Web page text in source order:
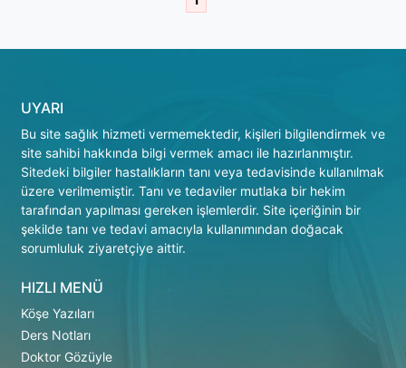
UYARI
Bu site sağlık hizmeti vermemektedir, kişileri bilgilendirmek ve
site sahibi hakkında bilgi vermek amacı ile hazırlanmıştır.
Sitedeki bilgiler hastalıkların tanı veya tedavisinde kullanılmak
üzere verilmemiştir. Tanı ve tedaviler mutlaka bir hekim
tarafından yapılması gereken işlemlerdir. Site içeriğinin bir
şekilde tanı ve tedavi amacıyla kullanımından doğacak
sorumluluk ziyaretçiye aittir.
HIZLI MENÜ
Köşe Yazıları
Ders Notları
Doktor Gözüyle